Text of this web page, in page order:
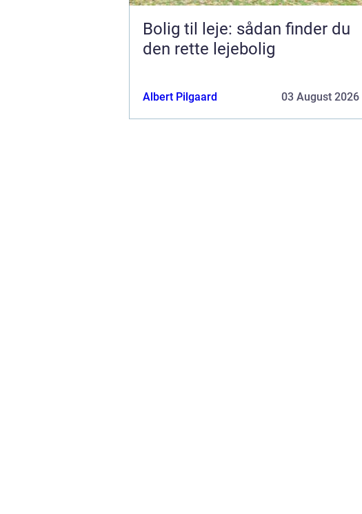
Bolig til leje: sådan finder du
den rette lejebolig
Albert Pilgaard 03 August 2026